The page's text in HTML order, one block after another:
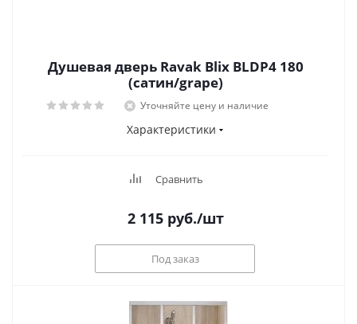
Душевая дверь Ravak Blix BLDP4 180
(сатин/grape)
Уточняйте цену и наличие
Характеристики
Сравнить
2 115 руб./шт
Под заказ